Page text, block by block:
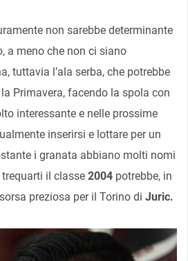
non sarebbe determinante
a meno che non ci siano
tuttavia l’ala serba, che potrebbe
Primavera, facendo la spola con
interessante e nelle prossime
inserirsi e lottare per un
i granata abbiano molti nomi
il classe 2004 potrebbe, in
preziosa per il Torino di Juric.